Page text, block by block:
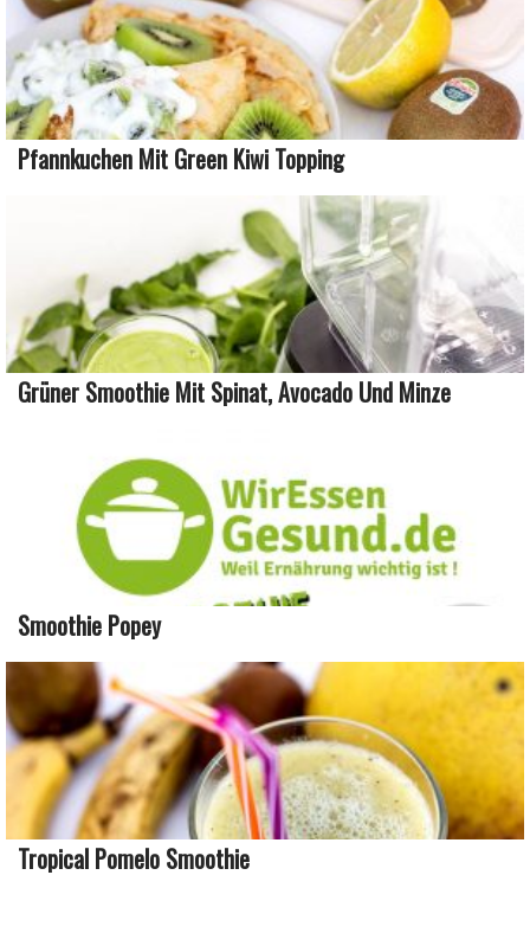
Pfannkuchen Mit Green Kiwi Topping
Grüner Smoothie Mit Spinat, Avocado Und Minze
Smoothie Popey
Tropical Pomelo Smoothie